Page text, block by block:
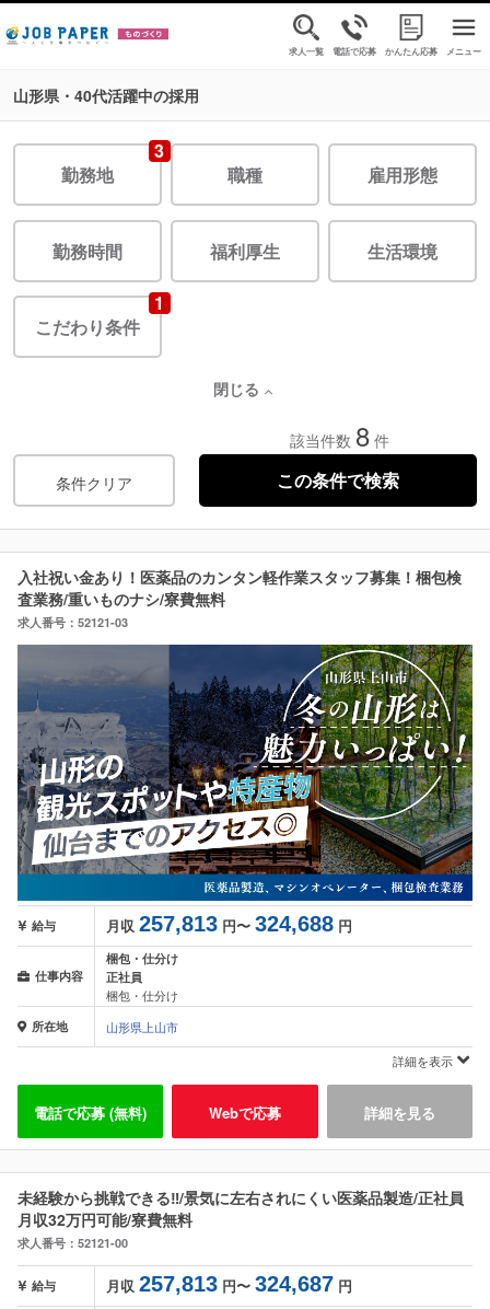
求人一覧 電話で応募 かんたん応募 メニュー
山形県・40代活躍中の採用
3
勤務地
職種 雇用形態
勤務時間 福利厚生 生活環境
1
こだわり条件
閉じる
条件クリア
該当件数 8 件
入社祝い金あり！医薬品のカンタン軽作業スタッフ募集！梱包検
査業務/重いものナシ/寮費無料
求人番号：52121-03
給与 月収 257,813 円〜 324,688 円
仕事内容
梱包・仕分け
正社員
梱包・仕分け
所在地
山形県上山市
詳細を表示
電話で応募 (無料) Webで応募 詳細を見る
未経験から挑戦できる‼/景気に左右されにくい医薬品製造/正社員
月収32万円可能/寮費無料
求人番号：52121-00
給与 月収 257,813 円〜 324,687 円